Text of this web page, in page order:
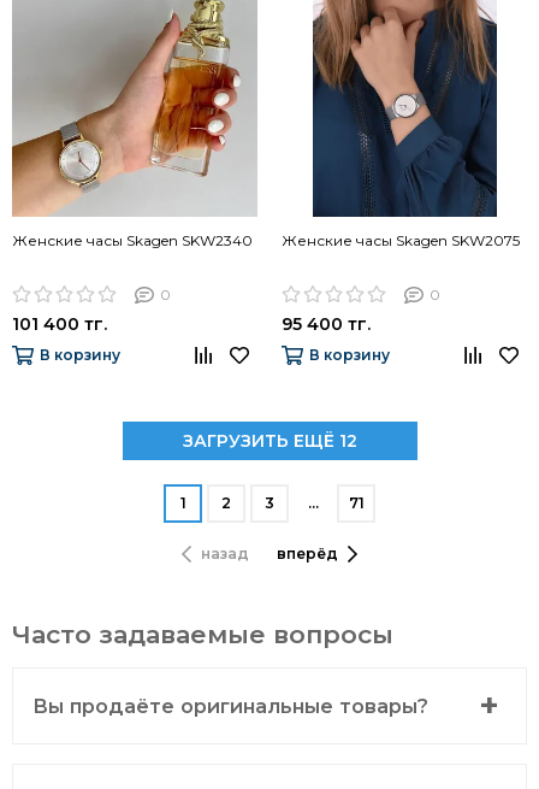
Женские часы Skagen SKW2340
0
101 400 тг.
В корзину
Женские часы Skagen SKW2075
0
95 400 тг.
В корзину
ЗАГРУЗИТЬ ЕЩЁ 12
назад
1 2 3 … 71
вперёд
Часто задаваемые вопросы
Вы продаёте оригинальные товары?